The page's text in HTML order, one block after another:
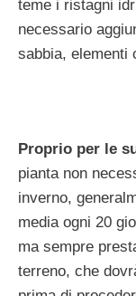
teme i ristagni
necessario
sabbia, elementi
Proprio per le
pianta non
inverno,
media ogni 20
ma sempre
terreno, che